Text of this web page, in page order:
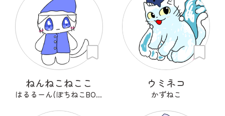
ねんねこねここ
はるるーん(ぽちねこBOOKS)
ウミネコ
かずねこ